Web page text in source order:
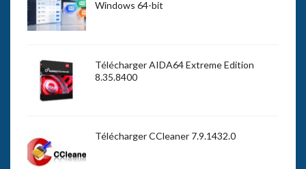
Windows 64-bit
Télécharger AIDA64 Extreme Edition
8.35.8400
Télécharger CCleaner 7.9.1432.0